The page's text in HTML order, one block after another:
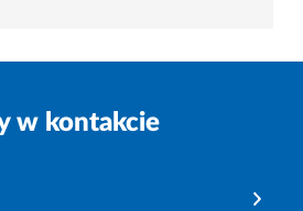
w kontakcie